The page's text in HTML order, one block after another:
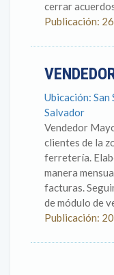
cerrar
Publicación:
Ubicación:
Salvador
Vendedor
clientes de la
ferretería.
manera
facturas.
de módulo de
Publicación: